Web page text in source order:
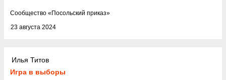
23 августа 2024
Cообщество « Посольский приказ»
Илья Титов
Игра в выборы